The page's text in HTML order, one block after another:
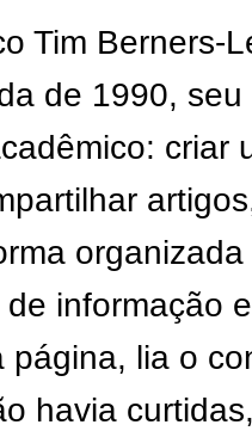
Tim Berners-
de 1990,
criar
informação
página, lia o
havia